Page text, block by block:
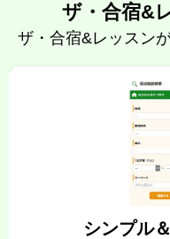
ザ・合宿&
ザ・合宿&レッスン
シンプル